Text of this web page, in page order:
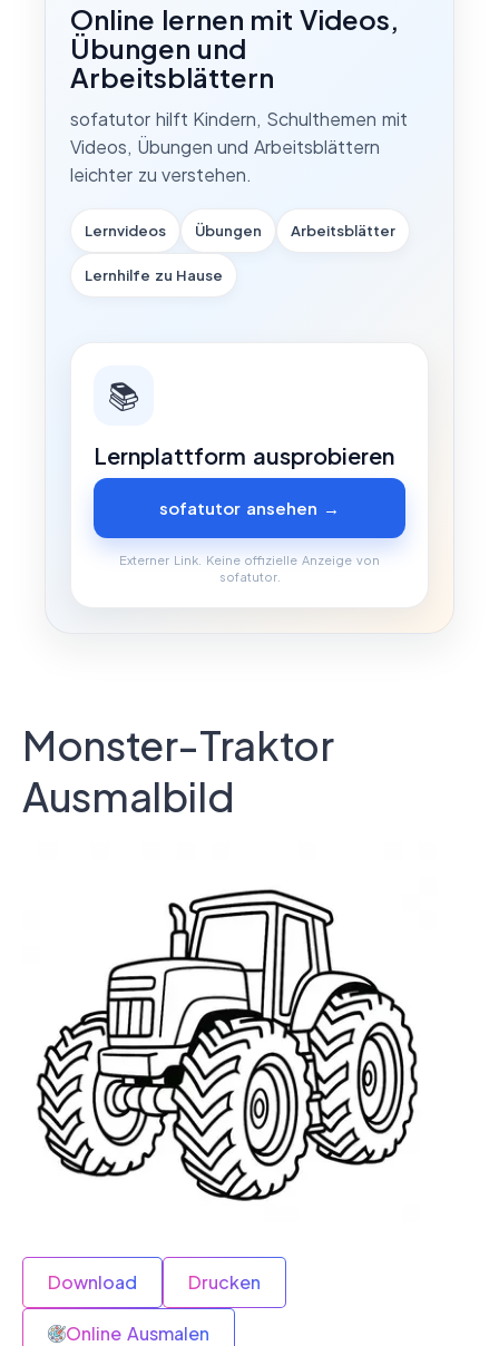
Online lernen mit Videos,
Übungen und
Arbeitsblättern
sofatutor hilft Kindern, Schulthemen mit
Videos, Übungen und Arbeitsblättern
leichter zu verstehen.
Lernvideos Übungen Arbeitsblätter
Lernhilfe zu Hause
📚
Lernplattform ausprobieren
sofatutor ansehen →
Externer Link. Keine offizielle Anzeige von
sofatutor.
Monster-Traktor
Ausmalbild
Download Drucken
Online Ausmalen